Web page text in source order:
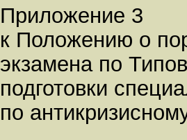
Приложение 3
к Положению о
экзамена по
подготовки
по